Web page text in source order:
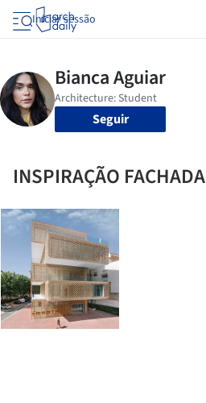
Iniciar sessão
Seguir
INSPIRAÇÃO FACHADA